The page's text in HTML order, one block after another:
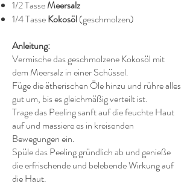
1/2 TasseMeersalz
1/4 TasseKokosöl(geschmolzen)
Anleitung:
Vermische das geschmolzene Kokosöl mit
dem Meersalz in einer Schüssel.
Füge die ätherischen Öle hinzu und rühre alles
gut um, bis es gleichmäßig verteilt ist.
Trage das Peeling sanft auf die feuchte Haut
auf und massiere es in kreisenden
Bewegungen ein.
Spüle das Peeling gründlich ab und genieße
die erfrischende und belebende Wirkung auf
die Haut.